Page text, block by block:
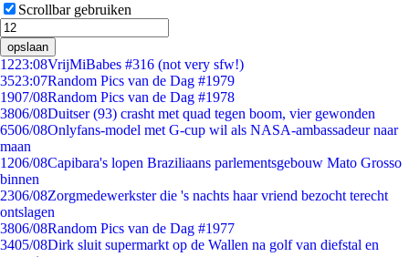
Scrollbar gebruiken
opslaan
1223:08VrijMiBabes #316 (not very sfw!)
3523:07Random Pics van de Dag #1979
1907/08Random Pics van de Dag #1978
3806/08Duitser (93) crasht met quad tegen boom, vier gewonden
6506/08Onlyfans-model met G-cup wil als NASA-ambassadeur naar
maan
1206/08Capibara's lopen Braziliaans parlementsgebouw Mato Grosso
binnen
2306/08Zorgmedewerkster die 's nachts haar vriend bezocht terecht
ontslagen
3806/08Random Pics van de Dag #1977
3405/08Dirk sluit supermarkt op de Wallen na golf van diefstal en